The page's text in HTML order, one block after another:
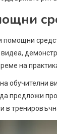
помощни
на
обучителни
предложи
в